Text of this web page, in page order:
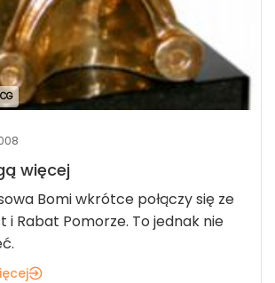
więcej
Bomi wkrótce połączy się ze
i Rabat Pomorze. To jednak nie